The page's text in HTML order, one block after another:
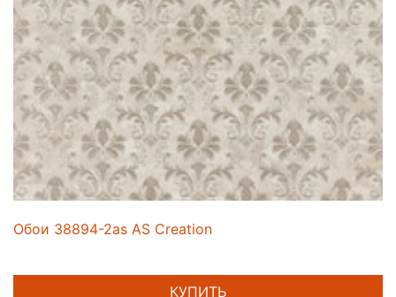
Обои 38894-2as AS Creation
КУПИТЬ